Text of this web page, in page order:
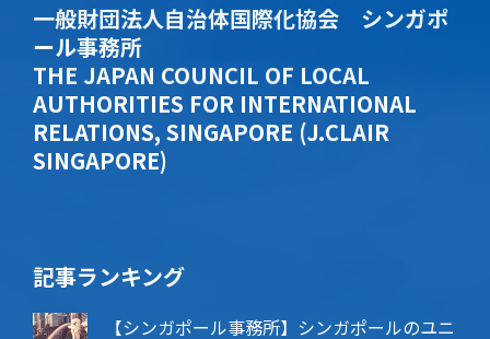
一般財団法人自治体国際化協会 シンガポ
ール事務所
THE JAPAN COUNCIL OF LOCAL
AUTHORITIES FOR INTERNATIONAL
RELATIONS, SINGAPORE (J.CLAIR
SINGAPORE)
記事ランキング
【シンガポール事務所】シンガポールのユニ